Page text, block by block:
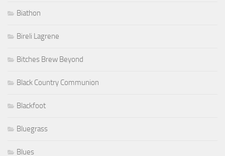
Biathon
Bireli Lagrene
Bitches Brew Beyond
Black Country Communion
Blackfoot
Bluegrass
Blues